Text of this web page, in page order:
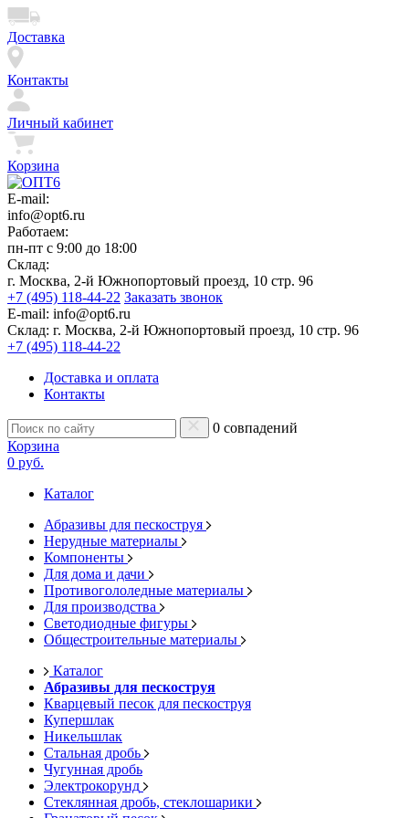
Доставка
Контакты
Личный кабинет
Корзина
E-mail:
info@opt6.ru
Работаем:
пн-пт с 9:00 до 18:00
Склад:
г. Москва, 2-й Южнопортовый проезд, 10 стр. 96
+7 (495) 118-44-22 Заказать звонок
E-mail: info@opt6.ru
Склад: г. Москва, 2-й Южнопортовый проезд, 10 стр. 96
+7 (495) 118-44-22
Доставка и оплата
Контакты
0 совпадений
Корзина
0 руб.
Каталог
Абразивы для пескоструя
Нерудные материалы
Компоненты
Для дома и дачи
Противогололедные материалы
Для производства
Светодиодные фигуры
Общестроительные материалы
Каталог
Абразивы для пескоструя
Кварцевый песок для пескоструя
Купершлак
Никельшлак
Стальная дробь
Чугунная дробь
Электрокорунд
Стеклянная дробь, стеклошарики